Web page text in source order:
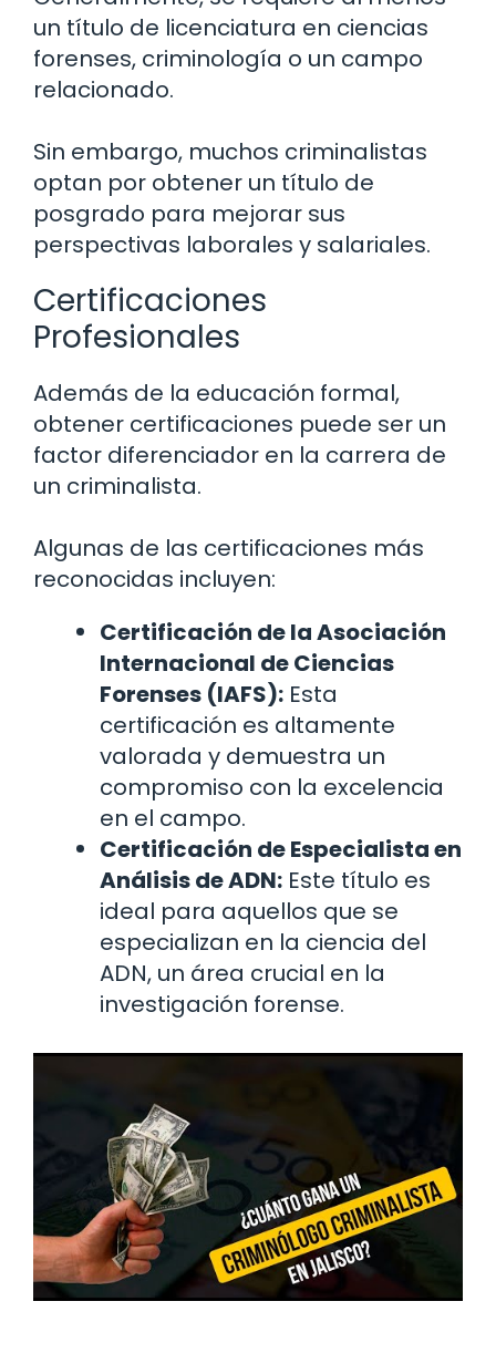
un título de licenciatura en ciencias
forenses, criminología o un campo
relacionado.
Sin embargo, muchos criminalistas
optan por obtener un título de
posgrado para mejorar sus
perspectivas laborales y salariales.
Certificaciones
Profesionales
Además de la educación formal,
obtener certificaciones puede ser un
factor diferenciador en la carrera de
un criminalista.
Algunas de las certificaciones más
reconocidas incluyen:
Certificación de la Asociación
Internacional de Ciencias
Forenses (IAFS): Esta
certificación es altamente
valorada y demuestra un
compromiso con la excelencia
en el campo.
Certificación de Especialista en
Análisis de ADN: Este título es
ideal para aquellos que se
especializan en la ciencia del
ADN, un área crucial en la
investigación forense.